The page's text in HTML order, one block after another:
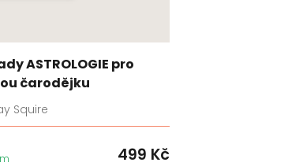
ASTROLOGIE pro
čarodějku
Squire
499 Kč